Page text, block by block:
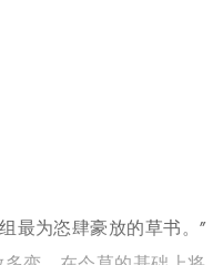
最为恣肆豪放的草书。”